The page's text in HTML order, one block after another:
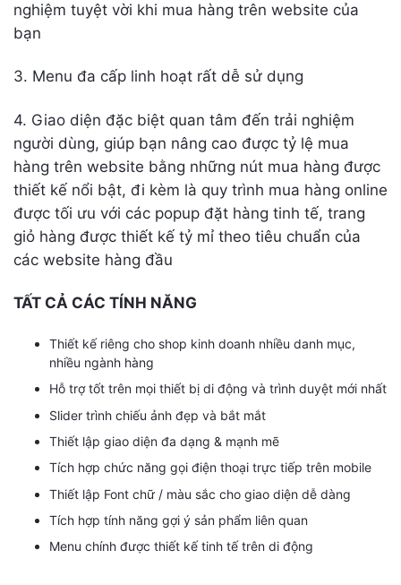
nghiệm tuyệt vời khi mua hàng trên website của
bạn
3. Menu đa cấp linh hoạt rất dễ sử dụng
4. Giao diện đặc biệt quan tâm đến trải nghiệm
người dùng, giúp bạn nâng cao được tỷ lệ mua
hàng trên website bằng những nút mua hàng được
thiết kế nổi bật, đi kèm là quy trình mua hàng online
được tối ưu với các popup đặt hàng tinh tế, trang
giỏ hàng được thiết kế tỷ mỉ theo tiêu chuẩn của
các website hàng đầu
TẤT CẢ CÁC TÍNH NĂNG
Thiết kế riêng cho shop kinh doanh nhiều danh mục,
nhiều ngành hàng
Hỗ trợ tốt trên mọi thiết bị di động và trình duyệt mới nhất
Slider trình chiếu ảnh đẹp và bắt mắt
Thiết lập giao diện đa dạng & mạnh mẽ
Tích hợp chức năng gọi điện thoại trực tiếp trên mobile
Thiết lập Font chữ / màu sắc cho giao diện dễ dàng
Tích hợp tính năng gợi ý sản phẩm liên quan
Menu chính được thiết kế tinh tế trên di động